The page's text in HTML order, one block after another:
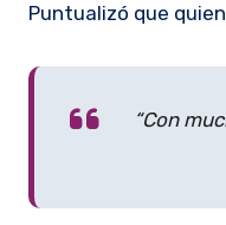
Puntualizó que
“Con